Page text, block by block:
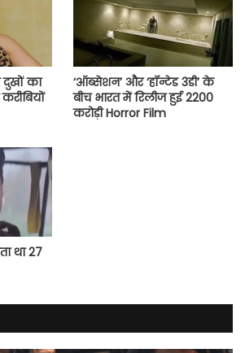
दुखों का
‘ऑब्सेशन’ और ‘हॉन्टेड 3डी’ के
बीच भारत में रिलीज हुई 2200
करोड़ी Horror Film
था 27